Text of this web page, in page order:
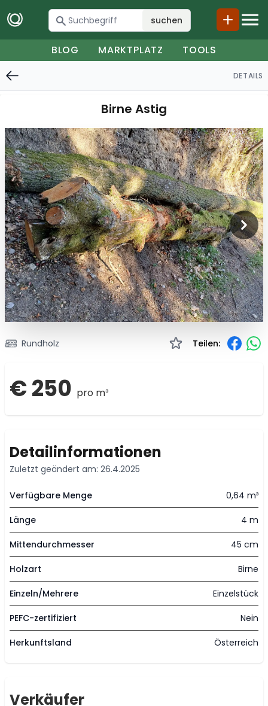
suchen
BLOG MARKTPLATZ TOOLS
DETAILS
Birne Astig
Rundholz Teilen:
€ 250 pro m³
Detailinformationen
Zuletzt geändert am: 26.4.2025
Verfügbare Menge 0,64 m³
Länge 4 m
Mittendurchmesser 45 cm
Holzart Birne
Einzeln/Mehrere Einzelstück
PEFC-zertifiziert Nein
Herkunftsland Österreich
Verkäufer